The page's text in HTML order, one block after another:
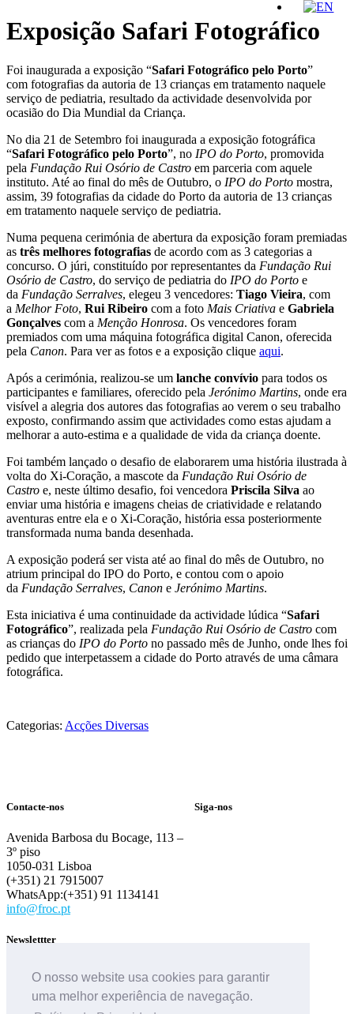
O nosso website usa cookies para garantir
uma melhor experiência de navegação.
Exposição Safari Fotográfico
Foi inaugurada a exposição “Safari Fotográfico pelo Porto”
com fotografias da autoria de 13 crianças em tratamento naquele
serviço de pediatria, resultado da actividade desenvolvida por
ocasião do Dia Mundial da Criança.
No dia 21 de Setembro foi inaugurada a exposição fotográfica
“Safari Fotográfico pelo Porto”, no IPO do Porto, promovida
pela Fundação Rui Osório de Castro em parceria com aquele
instituto. Até ao final do mês de Outubro, o IPO do Porto mostra,
assim, 39 fotografias da cidade do Porto da autoria de 13 crianças
em tratamento naquele serviço de pediatria.
Numa pequena cerimónia de abertura da exposição foram premiadas
as três melhores fotografias de acordo com as 3 categorias a
concurso. O júri, constituído por representantes da Fundação Rui
Osório de Castro, do serviço de pediatria do IPO do Porto e
da Fundação Serralves, elegeu 3 vencedores: Tiago Vieira, com
a Melhor Foto, Rui Ribeiro com a foto Mais Criativa e Gabriela
Gonçalves com a Menção Honrosa. Os vencedores foram
premiados com uma máquina fotográfica digital Canon, oferecida
pela Canon. Para ver as fotos e a exposição clique aqui.
Após a cerimónia, realizou-se um lanche convívio para todos os
participantes e familiares, oferecido pela Jerónimo Martins, onde era
visível a alegria dos autores das fotografias ao verem o seu trabalho
exposto, confirmando assim que actividades como estas ajudam a
melhorar a auto-estima e a qualidade de vida da criança doente.
Foi também lançado o desafio de elaborarem uma história ilustrada à
volta do Xi-Coração, a mascote da Fundação Rui Osório de
Castro e, neste último desafio, foi vencedora Priscila Silva ao
enviar uma história e imagens cheias de criatividade e relatando
aventuras entre ela e o Xi-Coração, história essa posteriormente
transformada numa banda desenhada.
A exposição poderá ser vista até ao final do mês de Outubro, no
atrium principal do IPO do Porto, e contou com o apoio
da Fundação Serralves, Canon e Jerónimo Martins.
Esta iniciativa é uma continuidade da actividade lúdica “Safari
Fotográfico”, realizada pela Fundação Rui Osório de Castro com
as crianças do IPO do Porto no passado mês de Junho, onde lhes foi
pedido que interpetassem a cidade do Porto através de uma câmara
fotográfica.
Categorias: Acções Diversas
Contacte-nos
Avenida Barbosa du Bocage, 113 –
3º piso
1050-031 Lisboa
(+351) 21 7915007
WhatsApp:(+351) 91 1134141
info@froc.pt
Siga-nos
Newslettter